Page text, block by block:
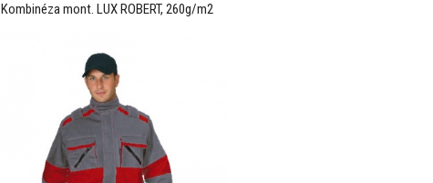
Kombinéza mont. LUX ROBERT, 260g/m2